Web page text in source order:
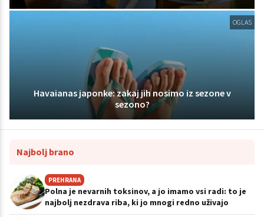
OGLAS
Havaianas japonke: zakaj jih nosimo iz sezone v
sezono?
Najbolj brano
PREHRANA
Polna je nevarnih toksinov, a jo imamo vsi radi: to je
najbolj nezdrava riba, ki jo mnogi redno uživajo